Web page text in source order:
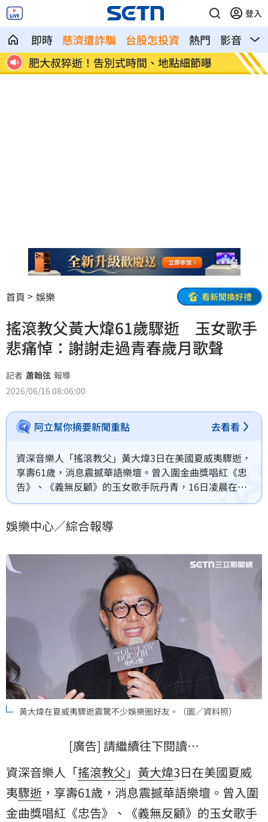
登入
即時 慈濟遭詐騙 台股怎投資 熱門 影音
熱
曝 肥大叔猝逝！告別式時間、地點細節曝
白海
人
首頁 娛樂 看新聞換好禮
搖滾教父黃大煒61歲驟逝 玉女歌手
悲痛悼：謝謝走過青春歲月歌聲
記者 蕭翰弦 報導
2026/06/16 08:06:00
阿立幫你摘要新聞重點 去看看
資深音樂人「搖滾教父」黃大煒3日在美國夏威夷驟逝，
享壽61歲，消息震撼華語樂壇。曾入圍金曲獎唱紅《忠
告》、《義無反顧》的玉女歌手阮丹青，16日凌晨在臉
書發文悼念，感性寫下：「相信這兩天，很多人的心都
娛樂中心／綜合報導
黃大煒在夏威夷驟逝震驚不少娛樂圈好友。（圖／資料照）
[廣告] 請繼續往下閱讀…
資深音樂人「搖滾教父 」 黃大煒3日在美國夏威
夷驟逝 ，享壽61歲，消息震撼華語樂壇。曾入圍
金曲獎唱紅《忠告》、《義無反顧》的玉女歌手